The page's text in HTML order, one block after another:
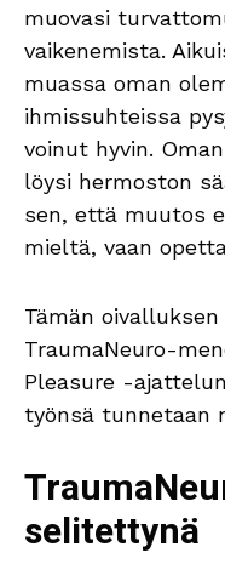
muovasi
vaikenemista.
muassa oman
ihmissuhteissa
voinut hyvin.
löysi hermoston
sen, että muutos
mieltä, vaan
Tämän
TraumaNeuro-
Pleasure -
työnsä tunnetaan
selitettynä